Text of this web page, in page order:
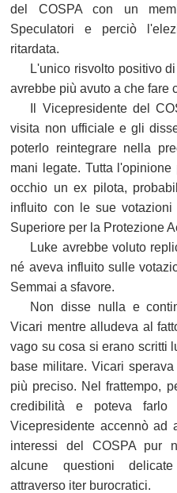
del COSPA con un
Speculatori e perciò
ritardata.
L'unico risvolto positivo
avrebbe più avuto a che fare
Il Vicepresidente del
visita non ufficiale e gli
poterlo reintegrare nella
mani legate. Tutta
occhio un ex pilota,
influito con le sue
Superiore per la Protezione
Luke avrebbe voluto
né aveva influito sulle
Semmai a sfavore.
Non disse nulla e
Vicari mentre alludeva al
vago su cosa si erano scritti
base militare. Vicari
più preciso. Nel frattempo,
credibilità e poteva
Vicepresidente accennò ad
interessi del COSPA pur
alcune questioni
attraverso iter burocratici.